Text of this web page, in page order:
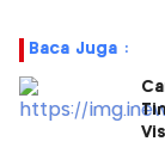
Baca Juga :